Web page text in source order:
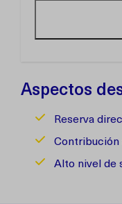
Aspectos
Reserva
Contribución
Alto nivel de